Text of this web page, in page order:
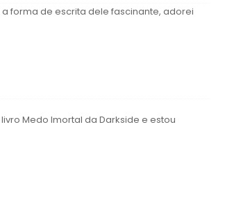
forma de escrita dele fascinante, adorei
Medo Imortal da Darkside e estou